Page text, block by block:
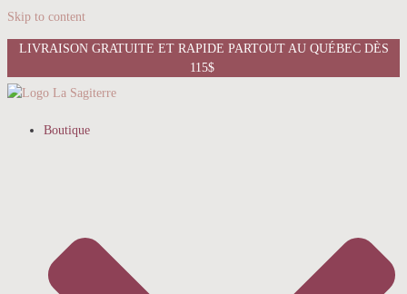
Skip to content
LIVRAISON GRATUITE ET RAPIDE PARTOUT AU QUÉBEC DÈS
115$
Boutique